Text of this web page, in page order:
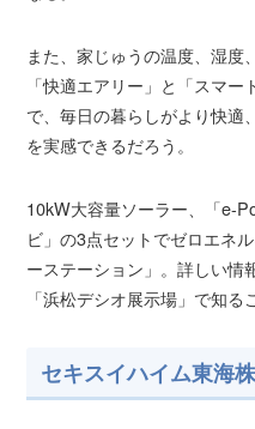
また、家じゅうの温度、湿度
「快適エアリー」と「スマ
で、毎日の暮らしがより快適
を実感できるだろう。
10kW大容量ソーラー、「e-
ビ」の3点セットでゼロエネ
ーステーション」。詳しい
「浜松デシオ展示場」で知る
セキスイハイム東海